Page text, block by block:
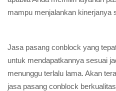
mampu menjalankan kinerjanya
Jasa pasang conblock yang
untuk mendapatkannya sesuai
menunggu terlalu lama. Akan
jasa pasang conblock